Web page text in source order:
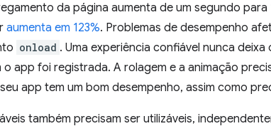
da página aumenta de um segundo
aumenta em 123%. Problemas de desempenho
onload . Uma experiência confiável nunca
app foi registrada. A rolagem e a animação
app tem um bom desempenho, assim como
também precisam ser utilizáveis,